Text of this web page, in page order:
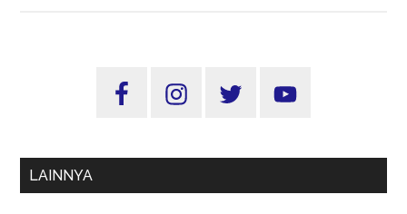
Hanya
Satu
Sidebar
LAINNYA